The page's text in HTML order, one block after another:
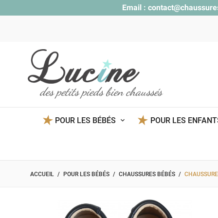
Email :
des petits pieds bien chaussés
POUR LES BÉBÉS POUR LES
ACCUEIL POUR LES BÉBÉS CHAUSSURES BÉBÉS